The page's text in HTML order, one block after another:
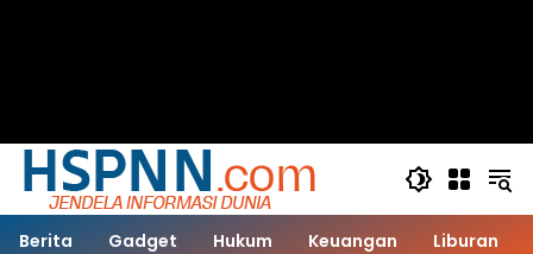
Berita Gadget Hukum Keuangan Liburan